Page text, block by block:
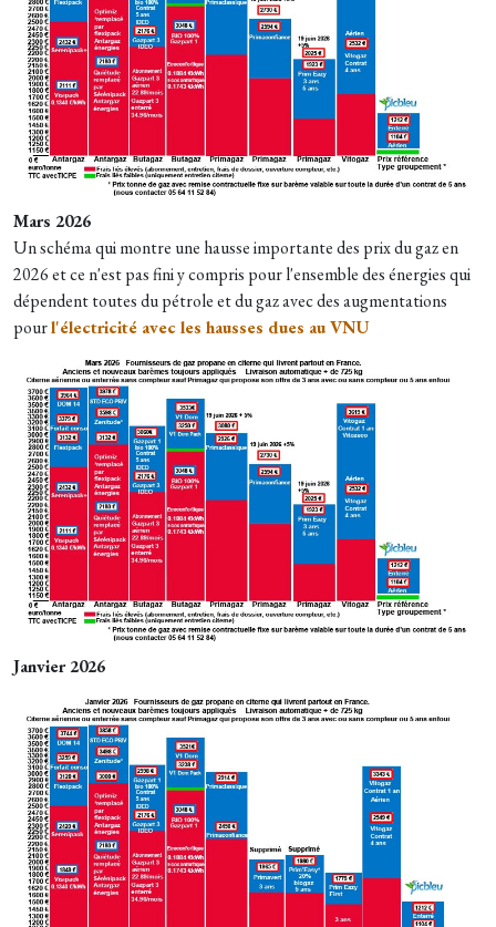
Mars 2026
Un schéma qui montre une hausse importante des prix du gaz en
2026 et ce n'est pas fini y compris pour l'ensemble des énergies qui
dépendent toutes du pétrole et du gaz avec des augmentations
pourl'électricité avec les hausses dues au VNU
Janvier 2026